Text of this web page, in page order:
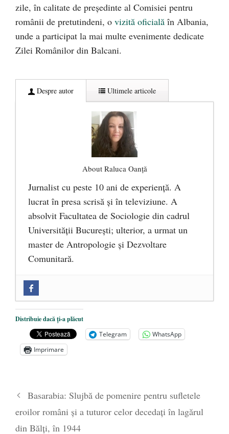
zile, în calitate de președinte al Comisiei pentru
românii de pretutindeni, o vizită oficială în Albania,
unde a participat la mai multe evenimente dedicate
Zilei Românilor din Balcani.
Despre autor Ultimele articole
About Raluca Oanță
Jurnalist cu peste 10 ani de experiență. A
lucrat în presa scrisă și în televiziune. A
absolvit Facultatea de Sociologie din cadrul
Universității București; ulterior, a urmat un
master de Antropologie și Dezvoltare
Comunitară.
Mănăstirea „Sfânta Ana” Rohia. Părintele
Nicolae Steinhardt, comemorat la 102 ani
de la naștere - 29 iulie 2024
„Carnea cultivată” în laborator, tot mai
Părintele mărturisitor Constantin
Mănăstirea Cernica
- 27 iulie 2024
Distribuie dacă ți-a plăcut
Telegram
WhatsApp
Imprimare
Basarabia: Slujbă de pomenire pentru sufletele
eroilor români şi a tuturor celor decedaţi în lagărul
din Bălți, în 1944